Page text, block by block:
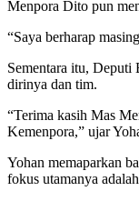
Menpora Dito pun
“Saya berharap
Sementara itu, Deputi
dirinya dan tim.
“Terima kasih Mas
Kemenpora,” ujar
Yohan memaparkan
fokus utamanya